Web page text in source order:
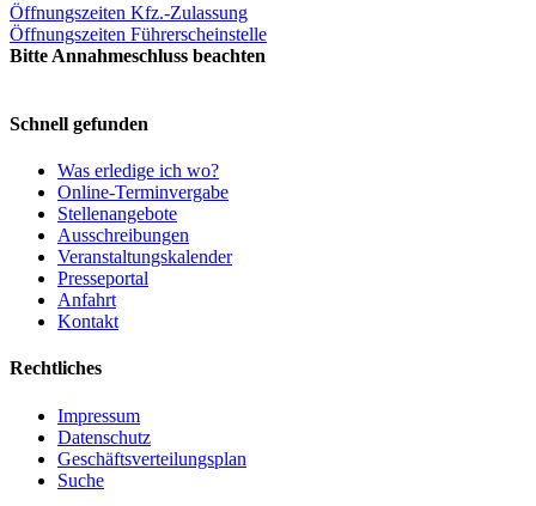
Öffnungszeiten Kfz.-Zulassung
Öffnungszeiten Führerscheinstelle
Bitte Annahmeschluss beachten
Schnell gefunden
Was erledige ich wo?
Online-Terminvergabe
Stellenangebote
Ausschreibungen
Veranstaltungskalender
Presseportal
Anfahrt
Kontakt
Rechtliches
Impressum
Datenschutz
Geschäftsverteilungsplan
Suche